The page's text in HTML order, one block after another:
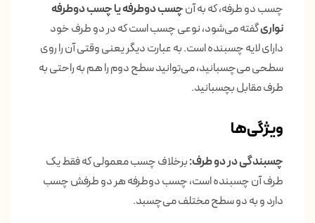
چسب دو طرفه، که به آنچسب دوطرفه‌ یا چسب دوطرفه
نواریگفته می‌شود، نوعی چسب است که در دو طرف خود
دارای لایه چسبنده است. به عبارت دیگر یعنی وقتی آن را روی
سطحی می‌چسبانید، می‌توانید سطح دوم را هم به راحتی به
طرف مقابل بچسبانید.
ویژگی‌ها
چسبندگی در دو طرف:برخلاف چسب معمولی که فقط یک
طرف آن چسبنده است، چسب دوطرفه هر دو طرفش چسب
دارد و به دو سطح مختلف می‌چسبد.